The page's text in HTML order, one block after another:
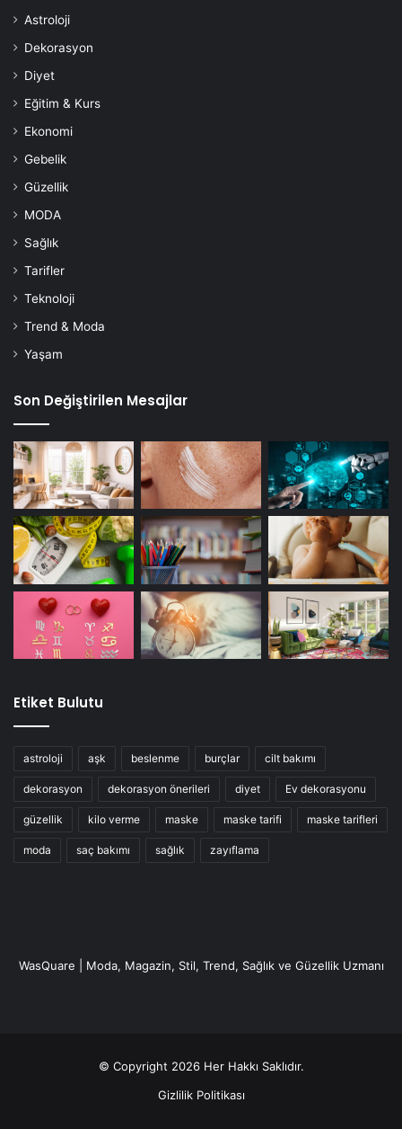
Astroloji
Dekorasyon
Diyet
Eğitim & Kurs
Ekonomi
Gebelik
Güzellik
MODA
Sağlık
Tarifler
Teknoloji
Trend & Moda
Yaşam
Son Değiştirilen Mesajlar
Etiket Bulutu
astroloji aşk beslenme burçlar cilt bakımı
dekorasyon dekorasyon önerileri diyet Ev dekorasyonu
güzellik kilo verme maske maske tarifi maske tarifleri
moda saç bakımı sağlık zayıflama
WasQuare | Moda, Magazin, Stil, Trend, Sağlık ve Güzellik Uzmanı
© Copyright 2026 Her Hakkı Saklıdır.
Gizlilik Politikası